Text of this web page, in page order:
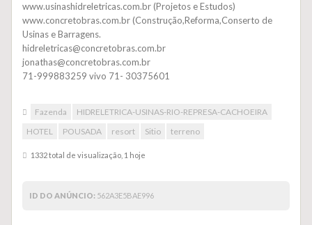
www.usinashidreletricas.com.br (Projetos e Estudos)
www.concretobras.com.br (Construção,Reforma,Conserto de
Usinas e Barragens.
hidreletricas@concretobras.com.br
jonathas@concretobras.com.br
71-999883259 vivo 71- 30375601
Fazenda
HIDRELETRICA-USINAS-RIO-REPRESA-CACHOEIRA
HOTEL
POUSADA resort Sitio terreno
1332 total de visualização, 1 hoje
ID DO ANÚNCIO: 562A3E5BAE996